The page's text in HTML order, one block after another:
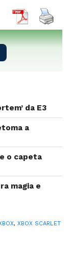
da
descoberto
do
uma dessas
da E3
a
o capeta
magia e
, XBOX SCARLET